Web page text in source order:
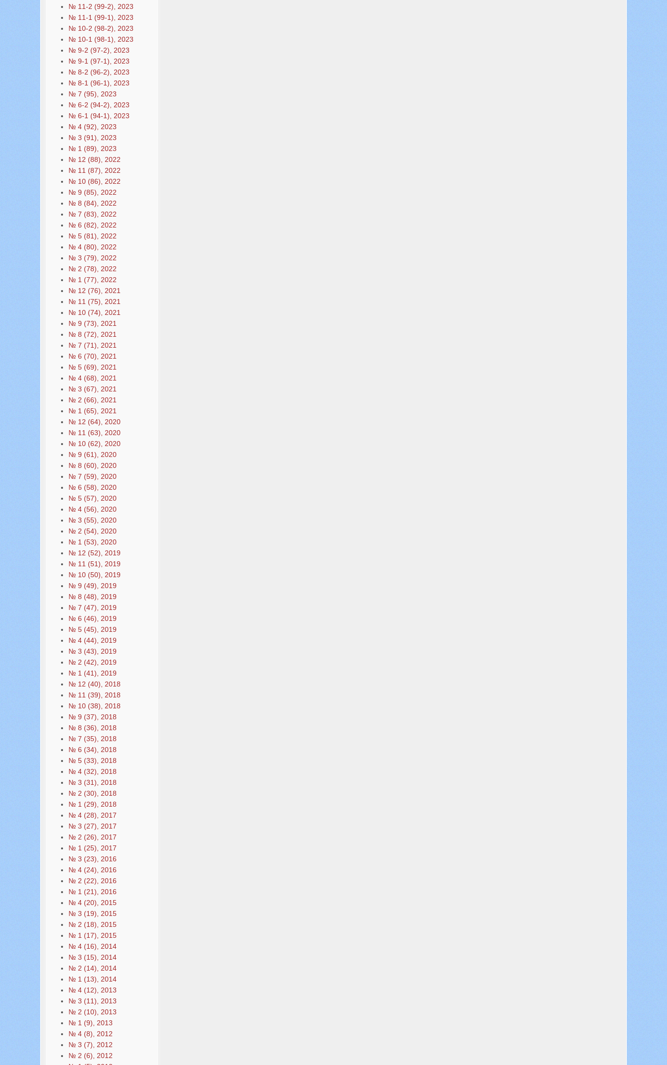
№ 11-2 (99-2), 2023
№ 11-1 (99-1), 2023
№ 10-2 (98-2), 2023
№ 10-1 (98-1), 2023
№ 9-2 (97-2), 2023
№ 9-1 (97-1), 2023
№ 8-2 (96-2), 2023
№ 8-1 (96-1), 2023
№ 7 (95), 2023
№ 6-2 (94-2), 2023
№ 6-1 (94-1), 2023
№ 4 (92), 2023
№ 3 (91), 2023
№ 1 (89), 2023
№ 12 (88), 2022
№ 11 (87), 2022
№ 10 (86), 2022
№ 9 (85), 2022
№ 8 (84), 2022
№ 7 (83), 2022
№ 6 (82), 2022
№ 5 (81), 2022
№ 4 (80), 2022
№ 3 (79), 2022
№ 2 (78), 2022
№ 1 (77), 2022
№ 12 (76), 2021
№ 11 (75), 2021
№ 10 (74), 2021
№ 9 (73), 2021
№ 8 (72), 2021
№ 7 (71), 2021
№ 6 (70), 2021
№ 5 (69), 2021
№ 4 (68), 2021
№ 3 (67), 2021
№ 2 (66), 2021
№ 1 (65), 2021
№ 12 (64), 2020
№ 11 (63), 2020
№ 10 (62), 2020
№ 9 (61), 2020
№ 8 (60), 2020
№ 7 (59), 2020
№ 6 (58), 2020
№ 5 (57), 2020
№ 4 (56), 2020
№ 3 (55), 2020
№ 2 (54), 2020
№ 1 (53), 2020
№ 12 (52), 2019
№ 11 (51), 2019
№ 10 (50), 2019
№ 9 (49), 2019
№ 8 (48), 2019
№ 7 (47), 2019
№ 6 (46), 2019
№ 5 (45), 2019
№ 4 (44), 2019
№ 3 (43), 2019
№ 2 (42), 2019
№ 1 (41), 2019
№ 12 (40), 2018
№ 11 (39), 2018
№ 10 (38), 2018
№ 9 (37), 2018
№ 8 (36), 2018
№ 7 (35), 2018
№ 6 (34), 2018
№ 5 (33), 2018
№ 4 (32), 2018
№ 3 (31), 2018
№ 2 (30), 2018
№ 1 (29), 2018
№ 4 (28), 2017
№ 3 (27), 2017
№ 2 (26), 2017
№ 1 (25), 2017
№ 3 (23), 2016
№ 4 (24), 2016
№ 2 (22), 2016
№ 1 (21), 2016
№ 4 (20), 2015
№ 3 (19), 2015
№ 2 (18), 2015
№ 1 (17), 2015
№ 4 (16), 2014
№ 3 (15), 2014
№ 2 (14), 2014
№ 1 (13), 2014
№ 4 (12), 2013
№ 3 (11), 2013
№ 2 (10), 2013
№ 1 (9), 2013
№ 4 (8), 2012
№ 3 (7), 2012
№ 2 (6), 2012